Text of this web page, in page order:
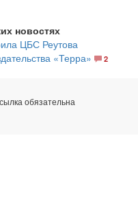
новостях
ЦБС Реутова
«Терра»
2
обязательна